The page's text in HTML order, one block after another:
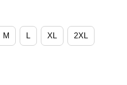
M L XL 2XL